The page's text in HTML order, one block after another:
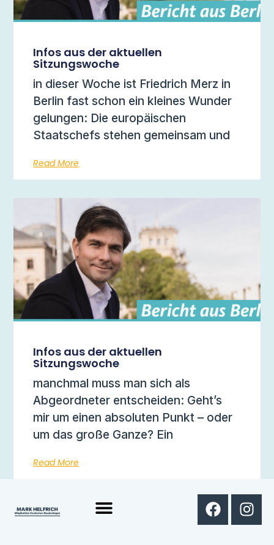
Infos aus der aktuellen
Sitzungswoche
in dieser Woche ist Friedrich Merz in
Berlin fast schon ein kleines Wunder
gelungen: Die europäischen
Staatschefs stehen gemeinsam und
Read More
Infos aus der aktuellen
Sitzungswoche
manchmal muss man sich als
Abgeordneter entscheiden: Geht’s
mir um einen absoluten Punkt – oder
um das große Ganze? Ein
Read More